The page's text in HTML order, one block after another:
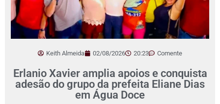
Keith Almeida 02/08/2026 20:23 Comente
Erlanio Xavier amplia apoios e conquista
adesão do grupo da prefeita Eliane Dias
em Água Doce